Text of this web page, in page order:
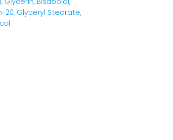
20, Glyceryl Stearate,